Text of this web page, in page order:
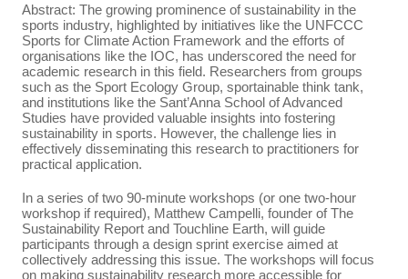
Abstract: The growing prominence of sustainability in the
sports industry, highlighted by initiatives like the UNFCCC
Sports for Climate Action Framework and the efforts of
organisations like the IOC, has underscored the need for
academic research in this field. Researchers from groups
such as the Sport Ecology Group, sportainable think tank,
and institutions like the Sant’Anna School of Advanced
Studies have provided valuable insights into fostering
sustainability in sports. However, the challenge lies in
effectively disseminating this research to practitioners for
practical application.
In a series of two 90-minute workshops (or one two-hour
workshop if required), Matthew Campelli, founder of The
Sustainability Report and Touchline Earth, will guide
participants through a design sprint exercise aimed at
collectively addressing this issue. The workshops will focus
on making sustainability research more accessible for